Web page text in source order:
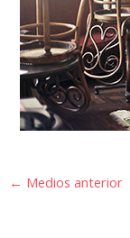
← Medios anterior